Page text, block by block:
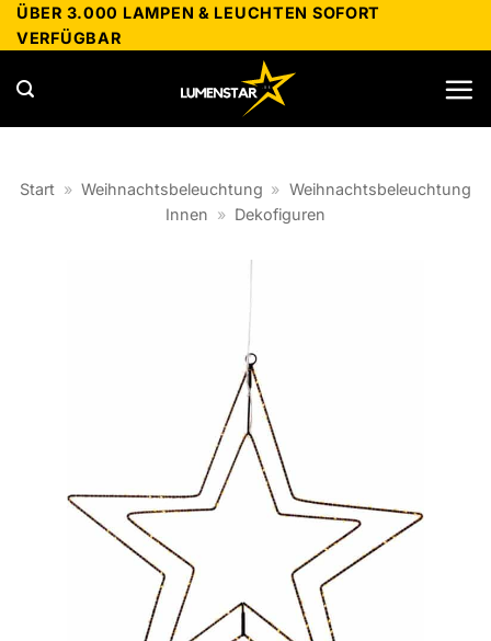
Zum
Inhalt
springen
ÜBER 3.000 LAMPEN & LEUCHTEN SOFORT
VERFÜGBAR
Start » Weihnachtsbeleuchtung » Weihnachtsbeleuchtung
Innen » Dekofiguren